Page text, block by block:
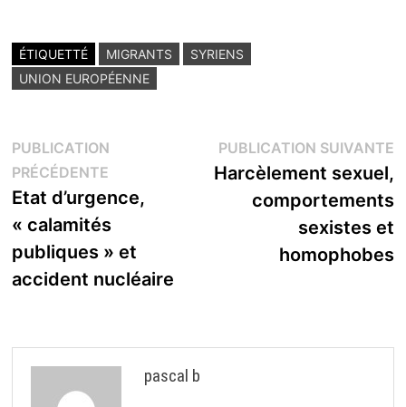
ÉTIQUETTÉ MIGRANTS
SYRIENS
UNION EUROPÉENNE
Navigation
de
l’article
PUBLICATION
PRÉCÉDENTEPublication
précédente :
Etat d’urgence,
« calamités
publiques » et
accident nucléaire
PUBLICATION SUIVANTE
Harcèlement sexuel,
comportements
sexistes et
homophobes
pascal b